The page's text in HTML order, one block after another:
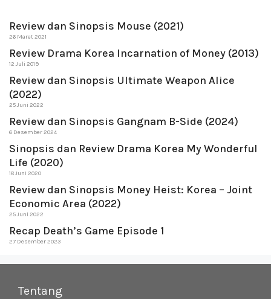
Review dan Sinopsis Mouse (2021)
26 Maret 2021
Review Drama Korea Incarnation of Money (2013)
12 Juli 2019
Review dan Sinopsis Ultimate Weapon Alice
(2022)
25 Juni 2022
Review dan Sinopsis Gangnam B-Side (2024)
6 Desember 2024
Sinopsis dan Review Drama Korea My Wonderful
Life (2020)
18 Juni 2020
Review dan Sinopsis Money Heist: Korea – Joint
Economic Area (2022)
25 Juni 2022
Recap Death’s Game Episode 1
27 Desember 2023
Tentang